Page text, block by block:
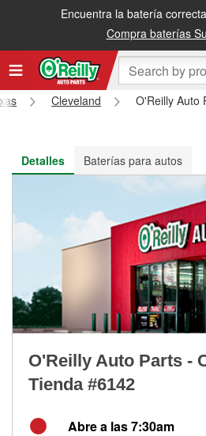
Encuentra la batería
Compra baterías
Recibe tu orden gratis al día
Cleveland
O'Reilly Auto
Detalles
Baterías para autos
O'Reilly Auto Parts -
Tienda #6142
Abre a las 7:30am